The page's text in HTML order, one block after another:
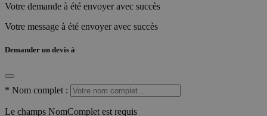
Votre demande à été envoyer avec succès
Votre message à été envoyer avec succès
Demander un devis à
* Nom complet :
Le champs NomComplet est requis